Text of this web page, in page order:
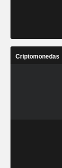
Criptomonedas